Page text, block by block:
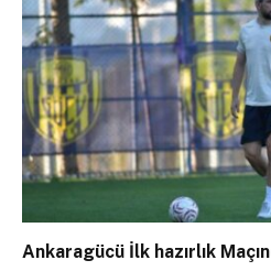
Ankaragücü İlk hazırlık